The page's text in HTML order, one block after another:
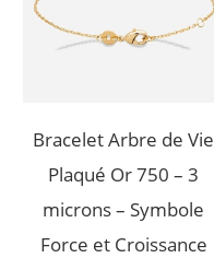
Bracelet Arbre de Vie
Plaqué Or 750 – 3
microns – Symbole
Force et Croissance